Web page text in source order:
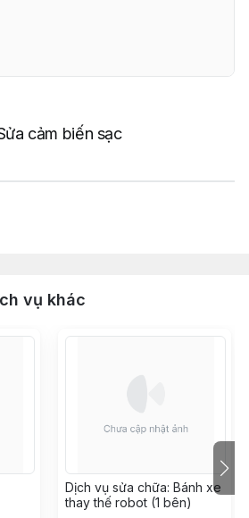
cảm biến sạc
vụ khác
Dịch vụ sửa chữa: Bánh xe
thay thế robot (1 bên)